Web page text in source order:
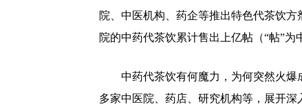
院、中医机构、药企等推出特色代茶饮
院的中药代茶饮累计售出上亿帖（“帖”为
中药代茶饮有何魔力，为何突然火
多家中医院、药店、研究机构等，展开深